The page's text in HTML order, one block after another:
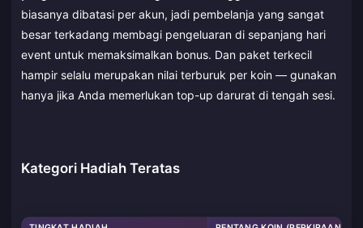
biasanya dibatasi per akun, jadi pembelanja yang sangat
besar terkadang membagi pengeluaran di sepanjang hari
event untuk memaksimalkan bonus. Dan paket terkecil
hampir selalu merupakan nilai terburuk per koin — gunakan
hanya jika Anda memerlukan top-up darurat di tengah sesi.
Kategori Hadiah Teratas